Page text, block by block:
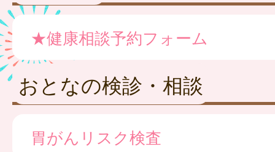
★健康相談予約フォーム
おとなの検診・相談
胃がんリスク検査